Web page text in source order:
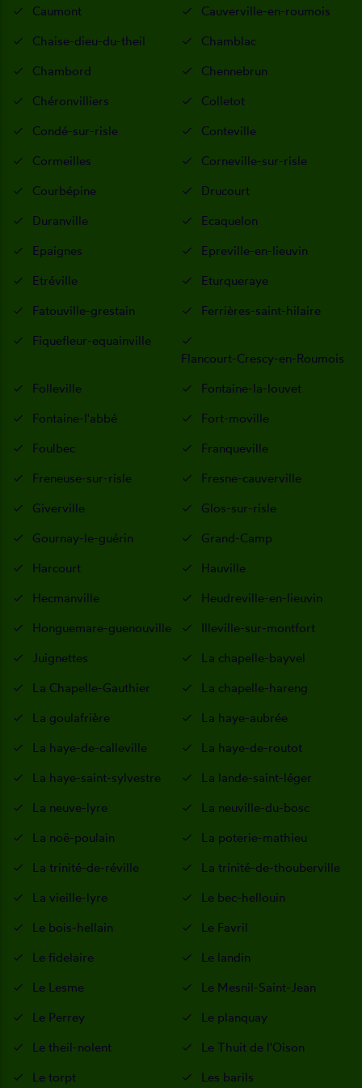
Caumont
Cauverville-en-roumois
Chaise-dieu-du-theil
Chamblac
Chambord
Chennebrun
Chéronvilliers
Colletot
Condé-sur-risle
Conteville
Cormeilles
Corneville-sur-risle
Courbépine
Drucourt
Duranville
Ecaquelon
Epaignes
Epreville-en-lieuvin
Etréville
Eturqueraye
Fatouville-grestain
Ferrières-saint-hilaire
Fiquefleur-equainville
Flancourt-Crescy-en-Roumois
Folleville
Fontaine-la-louvet
Fontaine-l'abbé
Fort-moville
Foulbec
Franqueville
Freneuse-sur-risle
Fresne-cauverville
Giverville
Glos-sur-risle
Gournay-le-guérin
Grand-Camp
Harcourt
Hauville
Hecmanville
Heudreville-en-lieuvin
Honguemare-guenouville
Illeville-sur-montfort
Juignettes
La chapelle-bayvel
La Chapelle-Gauthier
La chapelle-hareng
La goulafrière
La haye-aubrée
La haye-de-calleville
La haye-de-routot
La haye-saint-sylvestre
La lande-saint-léger
La neuve-lyre
La neuville-du-bosc
La noë-poulain
La poterie-mathieu
La trinité-de-réville
La trinité-de-thouberville
La vieille-lyre
Le bec-hellouin
Le bois-hellain
Le Favril
Le fidelaire
Le landin
Le Lesme
Le Mesnil-Saint-Jean
Le Perrey
Le planquay
Le theil-nolent
Le Thuit de l'Oison
Le torpt
Les barils